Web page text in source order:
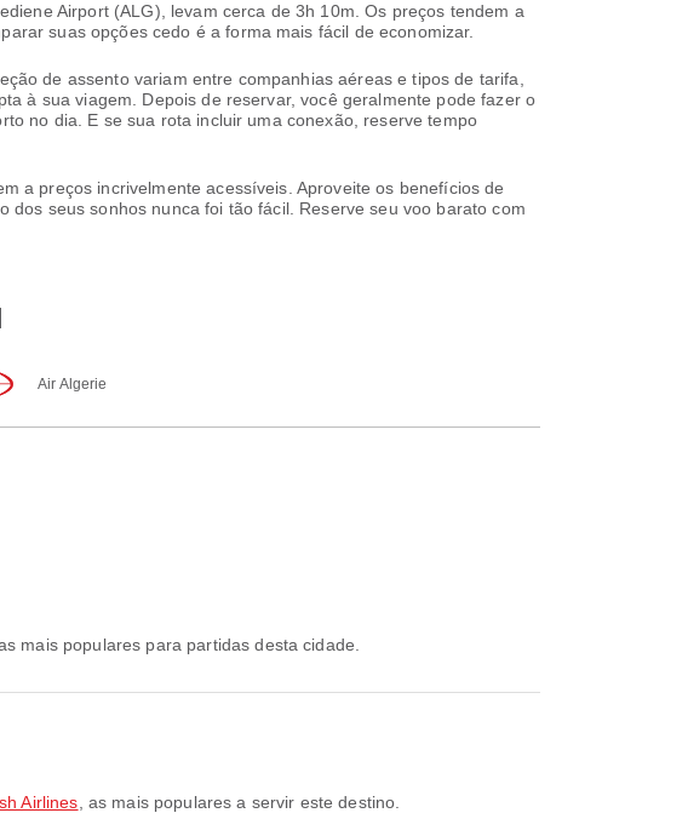
Airport (ALG), levam cerca de 3h 10m. Os preços tendem a
suas opções cedo é a forma mais fácil de economizar.
de assento variam entre companhias aéreas e tipos de tarifa,
à sua viagem. Depois de reservar, você geralmente pode fazer o
no dia. E se sua rota incluir uma conexão, reserve tempo
a preços incrivelmente acessíveis. Aproveite os benefícios de
seus sonhos nunca foi tão fácil. Reserve seu voo barato com
Air Algerie
as mais populares para partidas desta cidade.
Airlines , as mais populares a servir este destino.